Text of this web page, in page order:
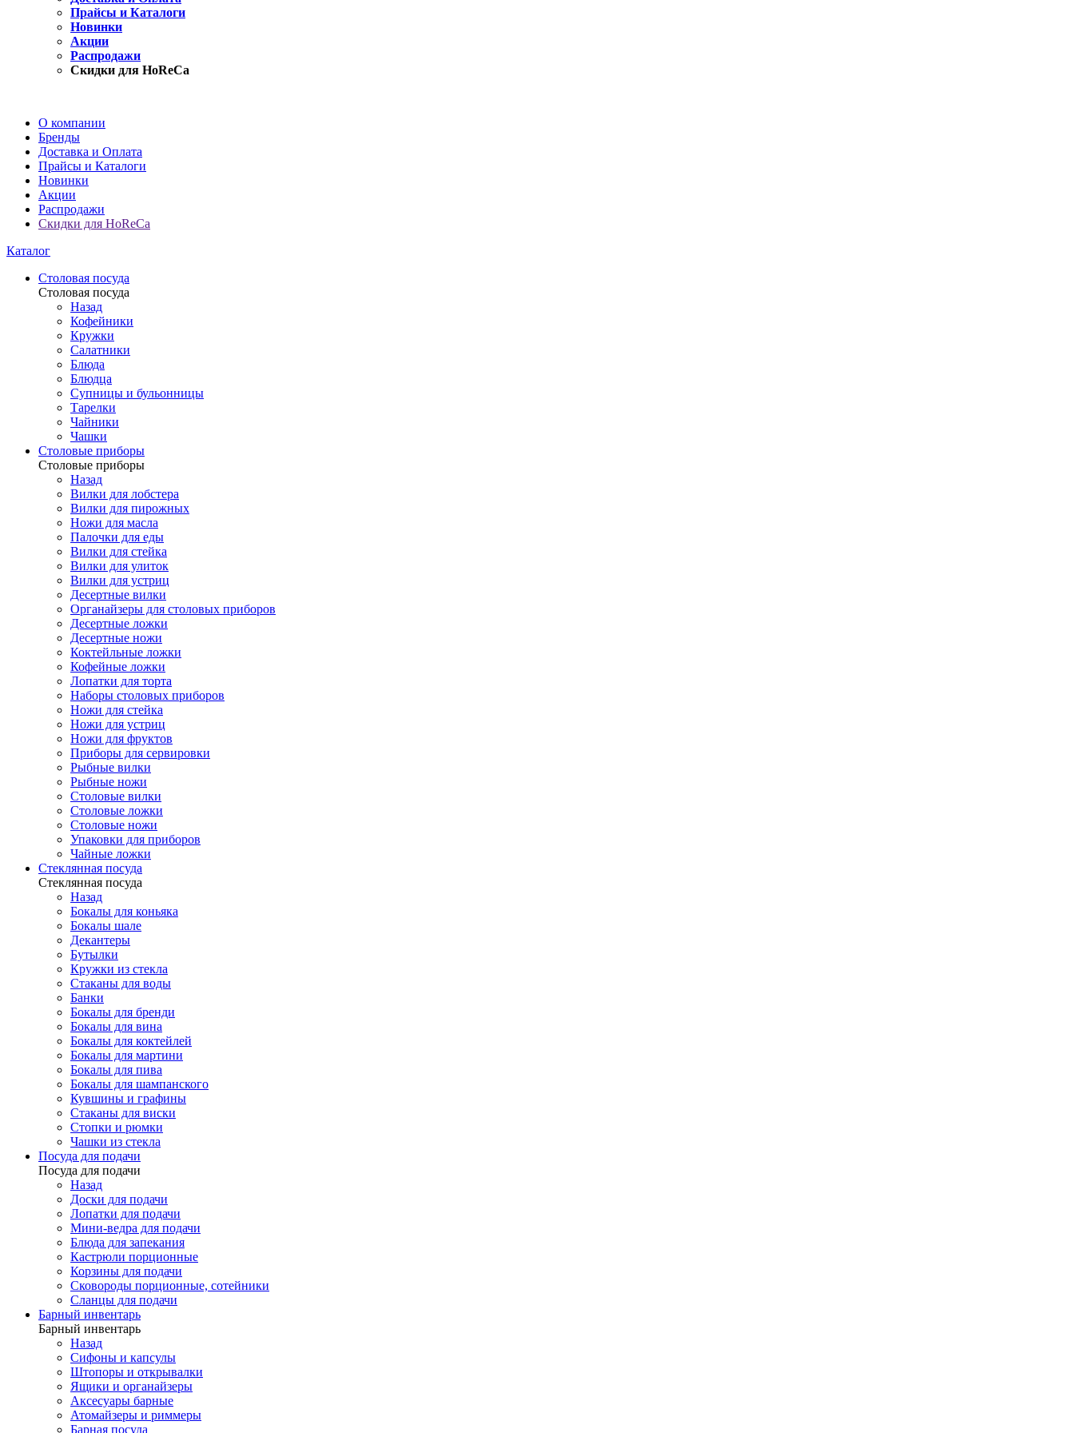
Прайсы и Каталоги
Новинки
Акции
Распродажи
Скидки для HoReCa
О компании
Бренды
Доставка и Оплата
Прайсы и Каталоги
Новинки
Акции
Распродажи
Скидки для HoReCa
Каталог
Столовая посуда
Столовая посуда
Назад
Кофейники
Кружки
Салатники
Блюда
Блюдца
Супницы и бульонницы
Тарелки
Чайники
Чашки
Cтоловые приборы
Cтоловые приборы
Назад
Вилки для лобстера
Вилки для пирожных
Ножи для масла
Палочки для еды
Вилки для стейка
Вилки для улиток
Вилки для устриц
Десертные вилки
Органайзеры для столовых приборов
Десертные ложки
Десертные ножи
Коктейльные ложки
Кофейные ложки
Лопатки для торта
Наборы столовых приборов
Ножи для стейка
Ножи для устриц
Ножи для фруктов
Приборы для сервировки
Рыбные вилки
Рыбные ножи
Столовые вилки
Столовые ложки
Столовые ножи
Упаковки для приборов
Чайные ложки
Стеклянная посуда
Стеклянная посуда
Назад
Бокалы для коньяка
Бокалы шале
Декантеры
Бутылки
Кружки из стекла
Стаканы для воды
Банки
Бокалы для бренди
Бокалы для вина
Бокалы для коктейлей
Бокалы для мартини
Бокалы для пива
Бокалы для шампанского
Кувшины и графины
Стаканы для виски
Стопки и рюмки
Чашки из стекла
Посуда для подачи
Посуда для подачи
Назад
Доски для подачи
Лопатки для подачи
Мини-ведра для подачи
Блюда для запекания
Кастрюли порционные
Корзины для подачи
Сковороды порционные, сотейники
Сланцы для подачи
Барный инвентарь
Барный инвентарь
Назад
Сифоны и капсулы
Штопоры и открывалки
Ящики и органайзеры
Аксесуары барные
Атомайзеры и риммеры
Барная посуда